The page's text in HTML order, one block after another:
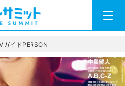
ガイドPERSON